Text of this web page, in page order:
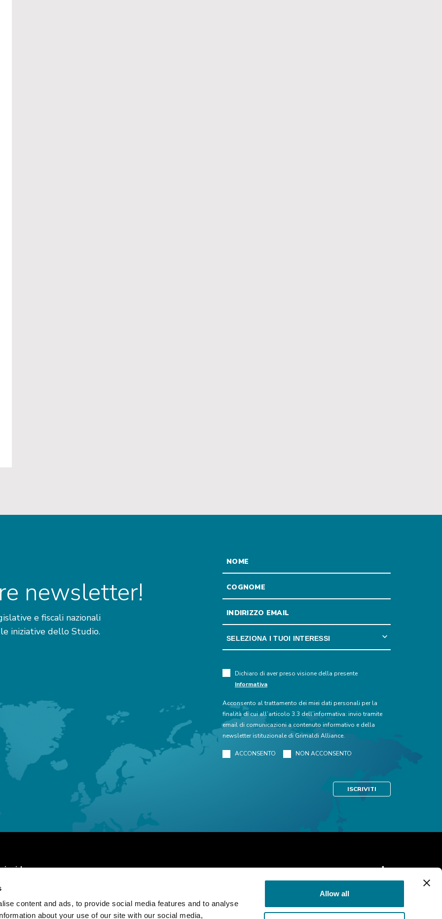
content and ads, to provide social media features and to analyse
about your use of our site with our social media,
Allow all
newsletter!
e fiscali nazionali
iniziative dello Studio.
Dichiaro di aver preso visione della presente
Informativa
Acconsento al trattamento dei miei dati personali per la
finalità di cui all’articolo 3.3 dell’informativa: invio tramite
email di comunicazioni a contenuto informativo e della
newsletter istituzionale di Grimaldi Alliance.
ACCONSENTO NON ACCONSENTO
inside
Insights